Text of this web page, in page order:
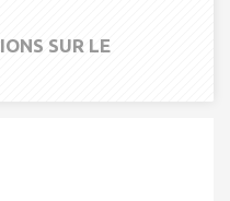
SUR LE